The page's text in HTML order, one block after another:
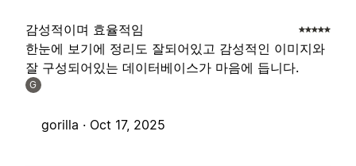
감성적이며 효율적임
한눈에 보기에 정리도 잘되어있고 감성적인 이미지와
잘 구성되어있는 데이터베이스가 마음에 듭니다.
G
gorilla · Oct 17, 2025